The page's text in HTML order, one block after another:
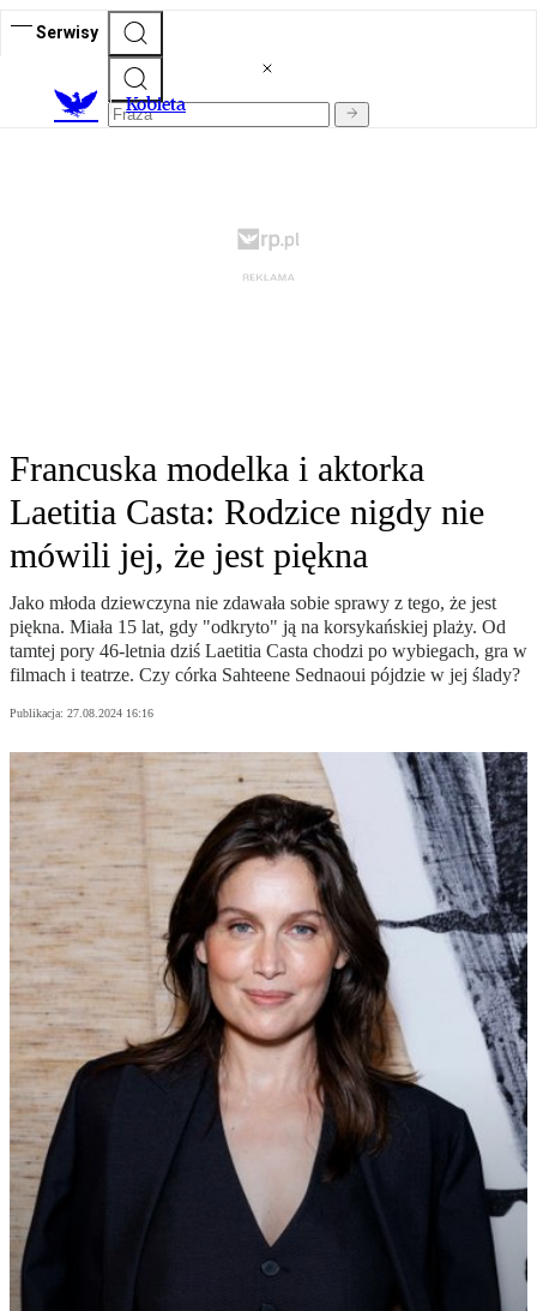
Serwisy
Kobieta
Francuska modelka i aktorka
Laetitia Casta: Rodzice nigdy nie
mówili jej, że jest piękna
Jako młoda dziewczyna nie zdawała sobie sprawy z tego, że jest
piękna. Miała 15 lat, gdy "odkryto" ją na korsykańskiej plaży. Od
tamtej pory 46-letnia dziś Laetitia Casta chodzi po wybiegach, gra w
filmach i teatrze. Czy córka Sahteene Sednaoui pójdzie w jej ślady?
Publikacja: 27.08.2024 16:16